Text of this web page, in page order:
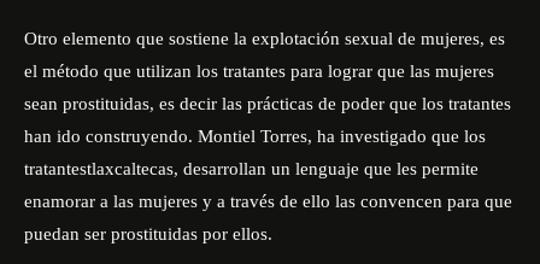
Otro elemento que sostiene la explotación sexual de mujeres, es
el método que utilizan los tratantes para lograr que las mujeres
sean prostituidas, es decir las prácticas de poder que los tratantes
han ido construyendo. Montiel Torres, ha investigado que los
tratantestlaxcaltecas, desarrollan un lenguaje que les permite
enamorar a las mujeres y a través de ello las convencen para que
puedan ser prostituidas por ellos.